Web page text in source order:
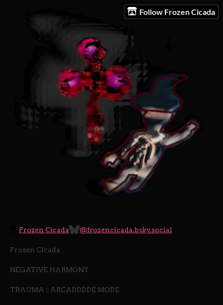
Follow Frozen Cicada
Frozen Cicada @frozencicada.bsky.social
Frozen Cicada
NEGATIVE HARMONY
TRAUMA :: ARCADDDDE MODE